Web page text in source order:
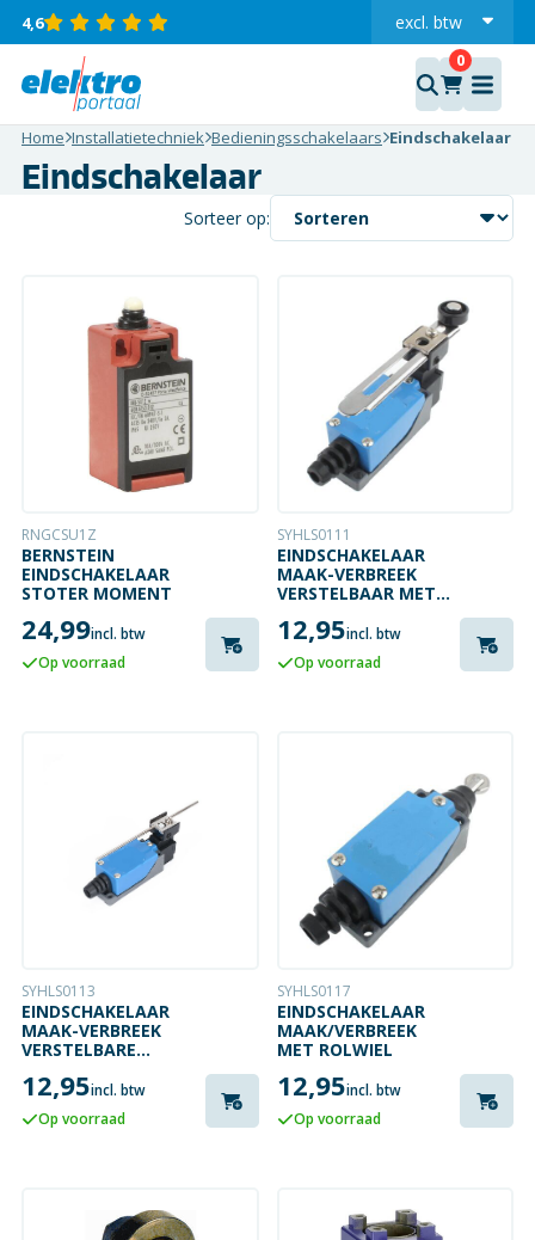
4,6 excl. btw
incl.
Home Installatietechniek Bedieningsschakelaars Eindschakelaar
Eindschakelaar
Sorteer op:
RNGCSU1Z
BERNSTEIN
EINDSCHAKELAAR
STOTER MOMENT
24,99incl. btw
Op voorraad
SYHLS0111
EINDSCHAKELAAR
MAAK-VERBREEK
VERSTELBAAR MET
12,95incl. btw
Op voorraad
SYHLS0113
EINDSCHAKELAAR
MAAK-VERBREEK
VERSTELBARE
12,95incl. btw
Op voorraad
SYHLS0117
EINDSCHAKELAAR
MAAK/VERBREEK
MET ROLWIEL
12,95incl. btw
Op voorraad